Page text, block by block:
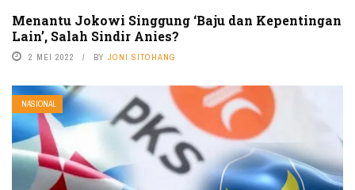
Menantu Jokowi Singgung ‘Baju dan Kepentingan
Lain’, Salah Sindir Anies?
2 MEI 2022 BY JONI SITOHANG
NASIONAL